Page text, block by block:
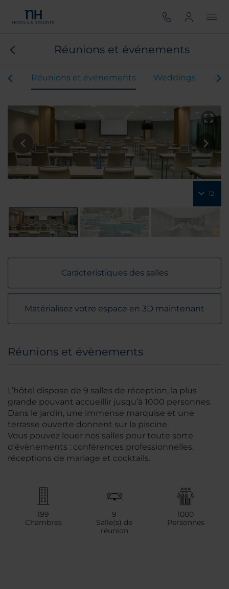
Réunions et événements
Réunions et événements Weddings
12
Carácteristiques des salles
Matérialisez votre espace en 3D maintenant
Réunions et évènements
L’hôtel dispose de 9 salles de réception, la plus
grande pouvant accueillir jusqu’à 1000 personnes.
Dans le jardin, une immense marquise et une
terrasse ouverte donnent sur la piscine.
Vous pouvez louer nos salles pour toute sorte
d’évènements : conférences professionnelles,
réceptions de mariage et cocktails.
199
Chambres
9
Salle(s) de
réunion
1000
Personnes